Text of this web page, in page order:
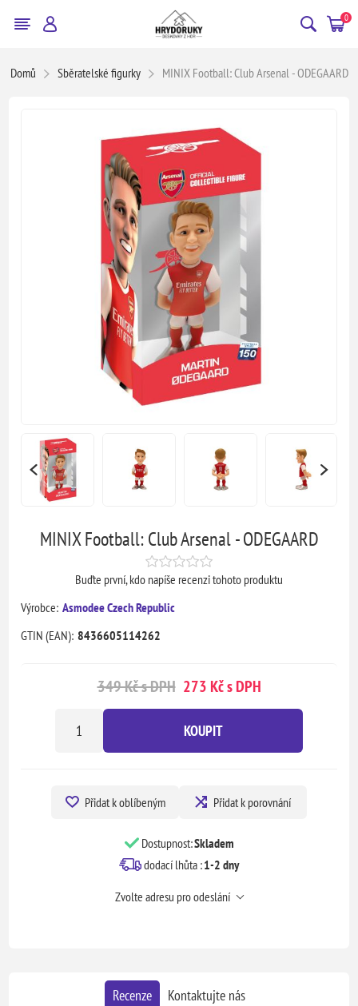
0
Domů Sběratelské figurky MINIX Football: Club Arsenal - ODEGAARD
MINIX Football: Club Arsenal - ODEGAARD
Buďte první, kdo napíše recenzi tohoto produktu
Výrobce: Asmodee Czech Republic
GTIN (EAN): 8436605114262
349 Kč s DPH 273 Kč s DPH
KOUPIT
Přidat k oblíbeným Přidat k porovnání
Dostupnost:Skladem
dodací lhůta :1-2 dny
Zvolte adresu pro odeslání
Recenze Kontaktujte nás